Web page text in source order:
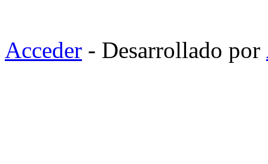
Acceder - Desarrollado por